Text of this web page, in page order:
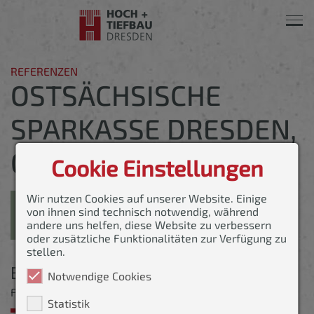
OSTSÄCHSISCHE
SPARKASSE DRESDEN,
GÜNTZPLATZ
REFERENZEN
Bauvorhaben
Freianlagen für das Bauvorhaben OSD am Güntzplatz
Cookie Einstellungen
Wir nutzen Cookies auf unserer Website. Einige
von ihnen sind technisch notwendig, während
andere uns helfen, diese Website zu verbessern
oder zusätzliche Funktionalitäten zur Verfügung zu
stellen.
Notwendige Cookies
Statistik